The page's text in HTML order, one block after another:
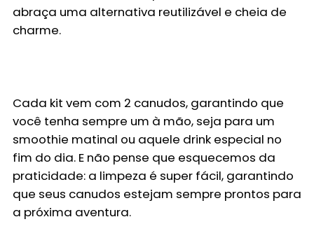
abraça uma alternativa reutilizável e cheia de
charme.
Cada kit vem com 2 canudos, garantindo que
você tenha sempre um à mão, seja para um
smoothie matinal ou aquele drink especial no
fim do dia. E não pense que esquecemos da
praticidade: a limpeza é super fácil, garantindo
que seus canudos estejam sempre prontos para
a próxima aventura.